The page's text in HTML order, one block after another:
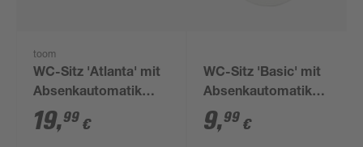
toom
WC-Sitz 'Atlanta' mit
Absenkautomatik
weiß Duroplast
19,99 €
WC-Sitz 'Basic' mit
Absenkautomatik
weiß Duroplast
9,99 €